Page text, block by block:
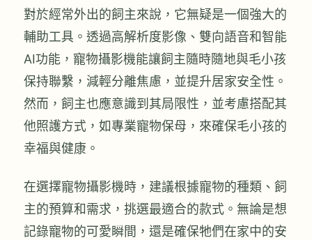
對於經常外出的飼主來說，它無疑是一個強大的
輔助工具。透過高解析度影像、雙向語音和智能
AI功能，寵物攝影機能讓飼主隨時隨地與毛小孩
保持聯繫，減輕分離焦慮，並提升居家安全性。
然而，飼主也應意識到其局限性，並考慮搭配其
他照護方式，如專業寵物保母，來確保毛小孩的
幸福與健康。
在選擇寵物攝影機時，建議根據寵物的種類、飼
主的預算和需求，挑選最適合的款式。無論是想
記錄寵物的可愛瞬間，還是確保牠們在家中的安